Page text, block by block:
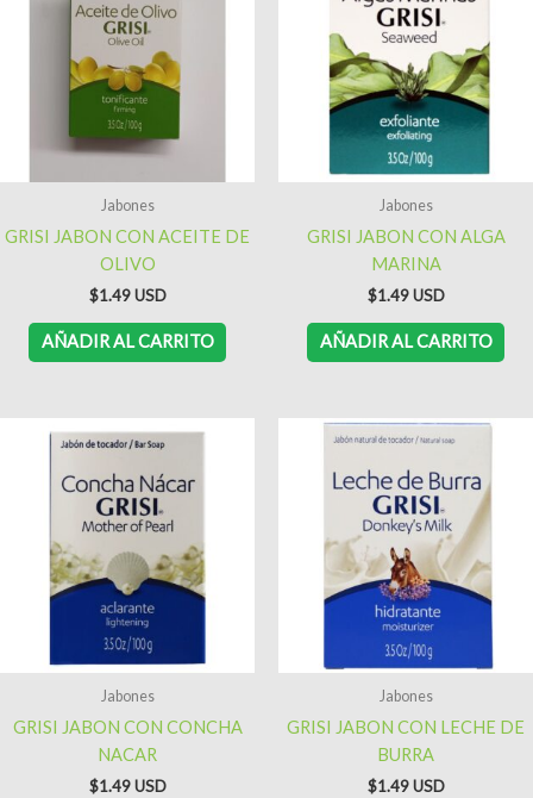
Jabones
GRISI JABON CON ACEITE DE
OLIVO
$1.49
AÑADIR AL CARRITO
Jabones
GRISI JABON CON ALGA
MARINA
$1.49
AÑADIR AL CARRITO
Jabones
GRISI JABON CON CONCHA
NACAR
$1.49
Jabones
GRISI JABON CON LECHE DE
BURRA
$1.49